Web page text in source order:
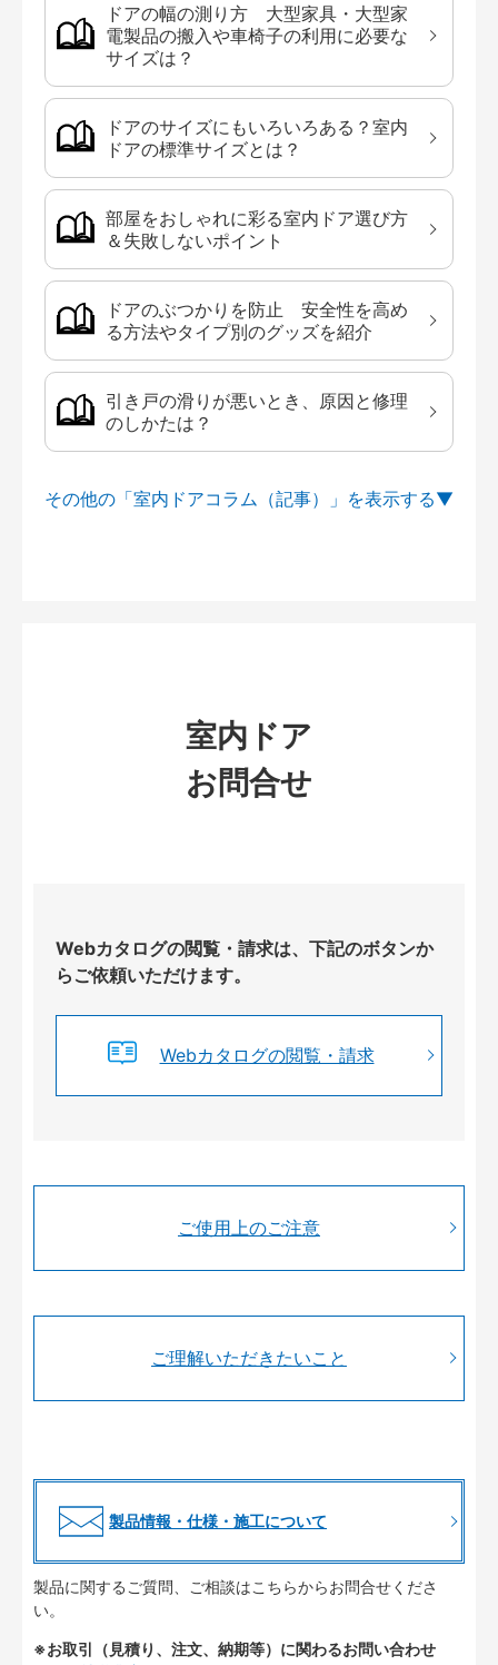
ドアの幅の測り方 大型家具・大型家
電製品の搬入や車椅子の利用に必要な
サイズは？
ドアのサイズにもいろいろある？室内
ドアの標準サイズとは？
部屋をおしゃれに彩る室内ドア選び方
＆失敗しないポイント
ドアのぶつかりを防止 安全性を高め
る方法やタイプ別のグッズを紹介
引き戸の滑りが悪いとき、原因と修理
のしかたは？
その他の「室内ドアコラム（記事）」を
室内ドア
お問合せ
Webカタログの閲覧・請求は、下記のボタンか
らご依頼いただけます。
Webカタログの閲覧・請求
ご使用上のご注意
ご理解いただきたいこと
製品情報・仕様・施工について
製品に関するご質問、ご相談はこちらからお問合せくださ
い。
※お取引（見積り、注文、納期等）に関わるお問い合わせ